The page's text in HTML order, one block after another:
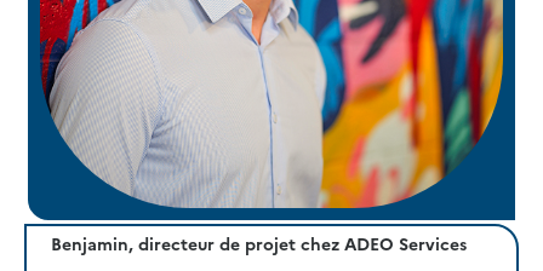
Benjamin, directeur de projet chez ADEO Services